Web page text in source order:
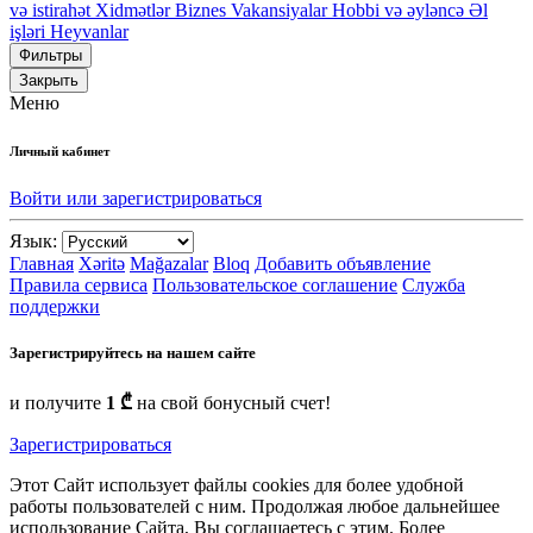
və istirahət Xidmətlər Biznes Vakansiyalar Hobbi və əyləncə Əl
işləri Heyvanlar
Фильтры
Закрыть
Меню
Личный кабинет
Войти или зарегистрироваться
Язык:
Главная Xəritə Mağazalar Bloq Добавить объявление
Правила сервиса Пользовательское соглашение Служба
поддержки
Зарегистрируйтесь на нашем сайте
и получите 1 ₾ на свой бонусный счет!
Зарегистрироваться
Этот Сайт использует файлы cookies для более удобной
работы пользователей с ним. Продолжая любое дальнейшее
использование Сайта, Вы соглашаетесь с этим. Более